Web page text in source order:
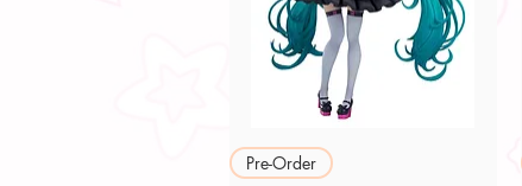
Schnellansicht
Pre-Order